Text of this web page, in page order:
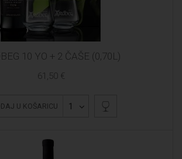
10 YO + 2 ČAŠE (0,70L)
61,50 €
U KOŠARICU 1